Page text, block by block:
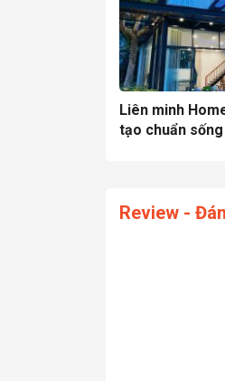
Liên minh
tạo chuẩn
Review -